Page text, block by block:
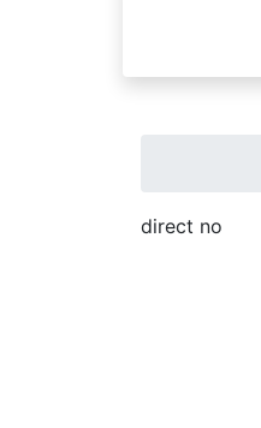
direct no